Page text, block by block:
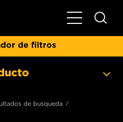
Toggle
de filtros
de busqueda